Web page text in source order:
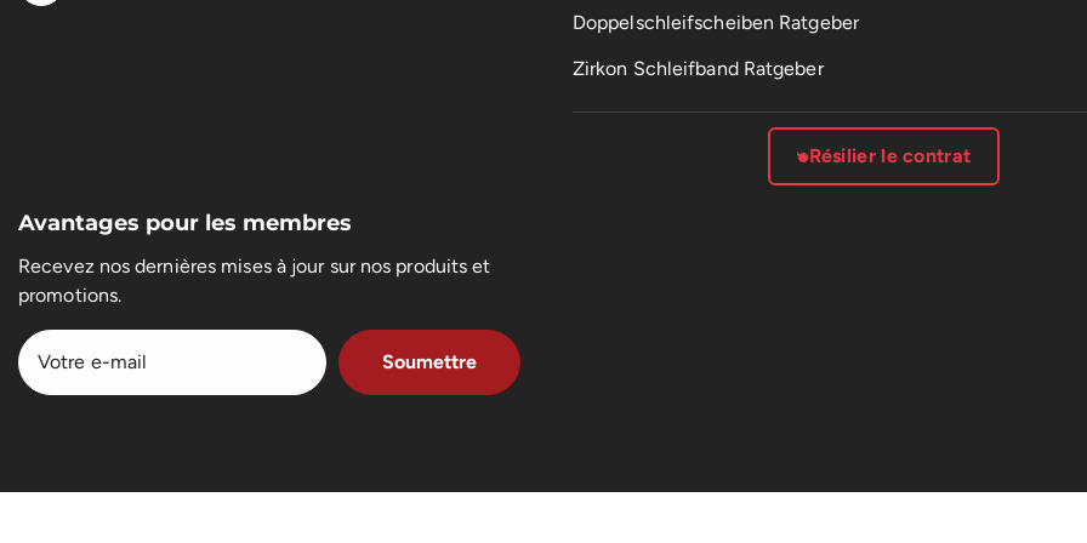
Doppelschleifscheiben Ratgeber
Zirkon Schleifband Ratgeber
Résilier le contrat
Avantages pour les membres
Recevez nos dernières mises à jour sur nos produits et
promotions.
Soumettre